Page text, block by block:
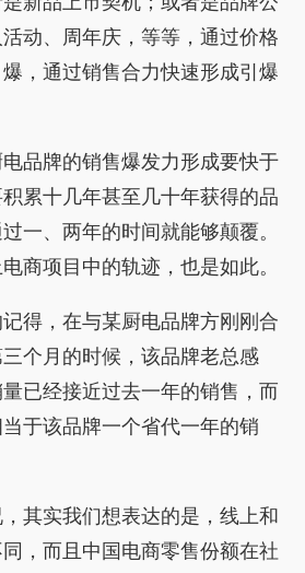
动、周年庆，等等，通过价格
，通过销售合力快速形成引爆
品牌的销售爆发力形成要快于
累十几年甚至几十年获得的品
一、两年的时间就能够颠覆。
商项目中的轨迹，也是如此。
得，在与某厨电品牌方刚刚合
个月的时候，该品牌老总感
已经接近过去一年的销售，而
于该品牌一个省代一年的销
其实我们想表达的是，线上和
，而且中国电商零售份额在社